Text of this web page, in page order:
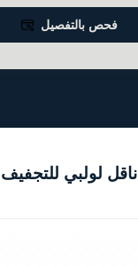
فحص بالتفصيل
ناقل لولبي للتجفيف